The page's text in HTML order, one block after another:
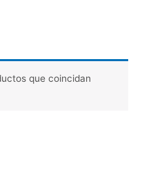
que coincidan